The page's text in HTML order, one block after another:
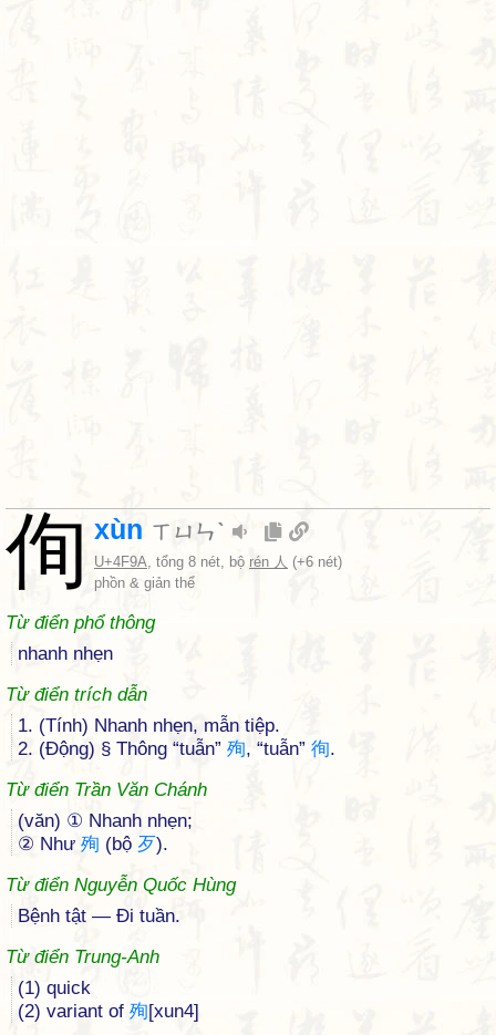
侚 xùn ㄒㄩㄣˋ
U+4F9A, tổng 8 nét, bộ rén 人 (+6 nét)
phồn & giản thể
Từ điển phổ thông
nhanh nhẹn
Từ điển trích dẫn
1. (Tính) Nhanh nhẹn, mẫn tiệp.
2. (Động) § Thông “tuẫn” 殉, “tuẫn” 徇.
Từ điển Trần Văn Chánh
(văn) ① Nhanh nhẹn;
② Như 殉 (bộ 歹).
Từ điển Nguyễn Quốc Hùng
Bệnh tật — Đi tuần.
Từ điển Trung-Anh
(1) quick
(2) variant of 殉[xun4]